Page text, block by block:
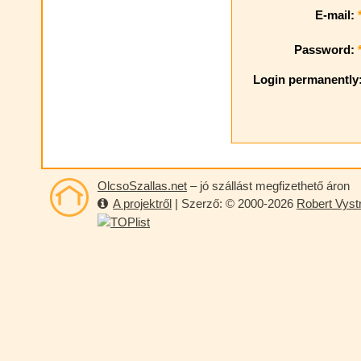
E-mail:
Password:
Login permanently:
OlcsoSzallas.net – jó szállást megfizethető áron
A projektről | Szerző: © 2000-2026 Robert